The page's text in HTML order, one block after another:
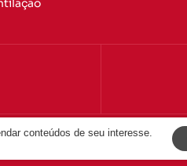
conteúdos de seu interesse.